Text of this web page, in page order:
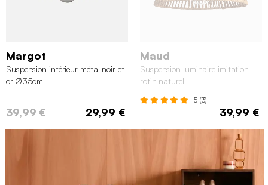
Margot
Suspension intérieur métal noir et
or Ø35cm
39,99 € 29,99 €
Maud
Suspension luminaire imitation
rotin naturel
5 (3)
39,99 €